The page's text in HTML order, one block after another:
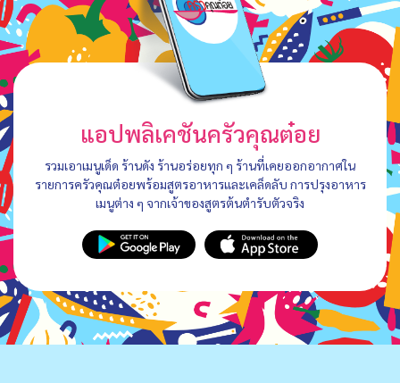
แอปพลิเคชันครัวคุณต๋อย
รวมเอาเมนูเด็ด ร้านดัง ร้านอร่อยทุก ๆ ร้านที่เคยออกอากาศใน
รายการครัวคุณต๋อยพร้อมสูตรอาหารและเคล็ดลับ การปรุงอาหาร
เมนูต่าง ๆ จากเจ้าของสูตรต้นตำรับตัวจริง